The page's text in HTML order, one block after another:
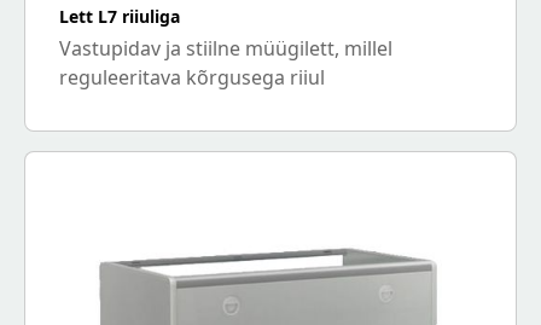
Lett L7 riiuliga
Vastupidav ja stiilne müügilett, millel
reguleeritava kõrgusega riiul